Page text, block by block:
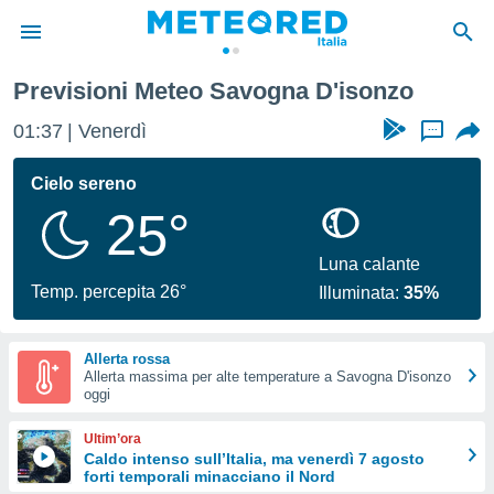
di
per
le
di
Web
le
Previsioni Meteo Savogna D'isonzo
01:37 Venerdì ...
Cielo sereno
25°
Temp. percepita 26°
Luna calante
Illuminata:35%
Allerta rossa
Allerta massima per alte temperature a Savogna D'isonzo
oggi
Ultim’ora
Caldo intenso sull’Italia, ma venerdì 7 agosto
forti temporali minacciano il Nord